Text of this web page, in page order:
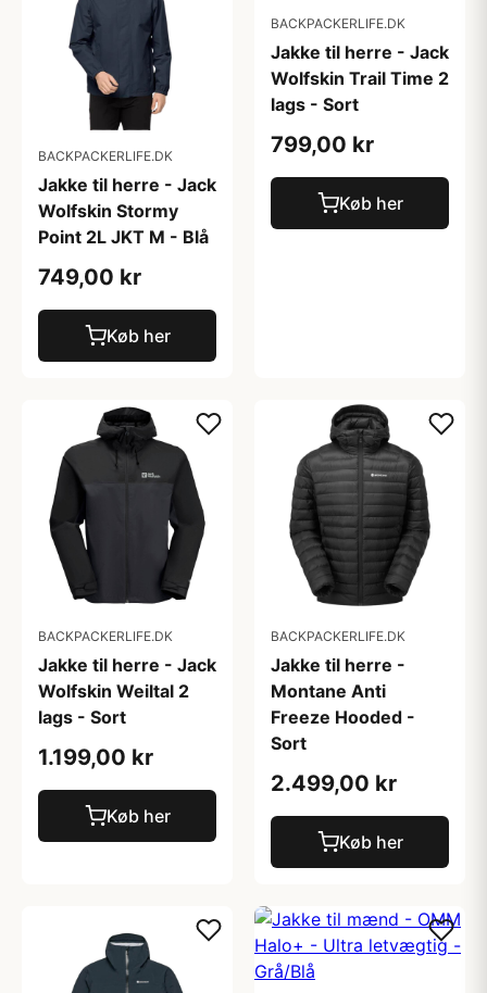
BACKPACKERLIFE.DK
Jakke til herre - Jack
Wolfskin Stormy
Point 2L JKT M - Blå
749,00 kr
Køb her
BACKPACKERLIFE.DK
Jakke til herre - Jack
Wolfskin Trail Time 2
lags - Sort
799,00 kr
Køb her
BACKPACKERLIFE.DK
Jakke til herre - Jack
Wolfskin Weiltal 2
lags - Sort
1.199,00 kr
Køb her
BACKPACKERLIFE.DK
Jakke til herre -
Montane Anti
Freeze Hooded -
Sort
2.499,00 kr
Køb her